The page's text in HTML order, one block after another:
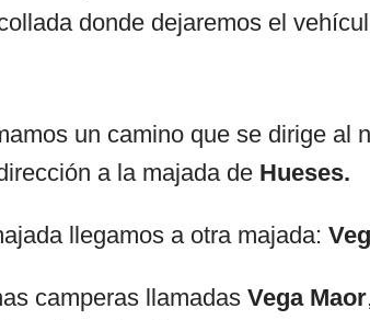
donde dejaremos el
un camino que se dirige al
a la majada de Hueses.
llegamos a otra majada:
camperas llamadas Vega Maor